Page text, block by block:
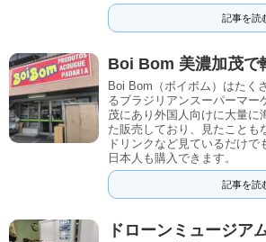
記事を読
Boi Bom 美濃加茂で
Boi Bom（ボイボム）はたく
るブラジリアンスーパーマー
茂にあり外国人向けに大量に
た販売しており、見たことも
ドリンクなど見ているだけで
日本人も購入できます。
記事を読
ドローンミュージア